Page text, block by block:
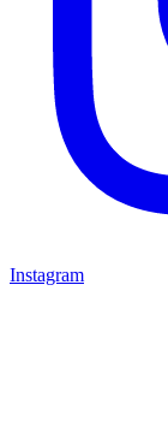
Instagram